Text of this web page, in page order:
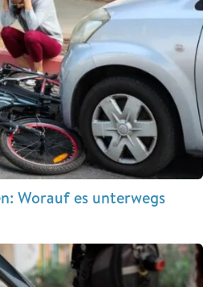
Worauf es unterwegs